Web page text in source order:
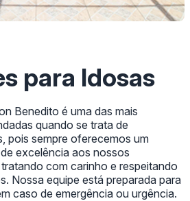
para Idosas
Benedito é uma das mais
quando se trata de
pois sempre oferecemos um
excelência aos nossos
com carinho e respeitando
Nossa equipe está preparada para
caso de emergência ou urgência.